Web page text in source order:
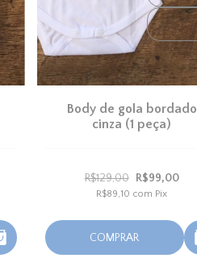
Body de gola bordado
cinza (1 peça)
R$129,00 R$99,00
R$89,10 com Pix
COMPRAR